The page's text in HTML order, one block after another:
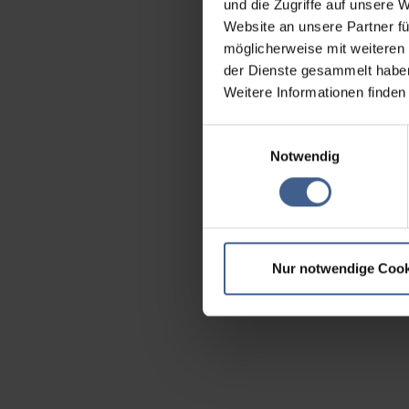
und die Zugriffe auf unsere
Website an unsere Partner
möglicherweise mit
der Dienste gesammelt
Weitere Informationen
Notwendig
Nur notwendige